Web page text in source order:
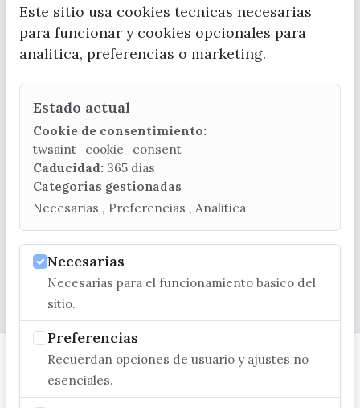
CONTACTA CON LA OFICINA DE TURISMO
(+34) 952 541 104
turismo@velezmalaga.es
C/ Poniente, 2. CP 29740 - Torre del Mar
Este sitio usa cookies tecnicas necesarias
para funcionar y cookies opcionales para
analitica, preferencias o marketing.
Estado actual
Cookie de consentimiento:
twsaint_cookie_consent
Caducidad: 365 dias
Categorias gestionadas
Necesarias , Preferencias , Analitica
Necesarias
Necesarias para el funcionamiento basico del
sitio.
Preferencias
Recuerdan opciones de usuario y ajustes no
esenciales.